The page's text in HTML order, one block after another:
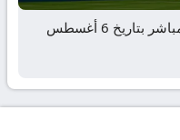
مباراة انتر ميامي و سان لويس بث مباشر بتاريخ 6 أغسطس